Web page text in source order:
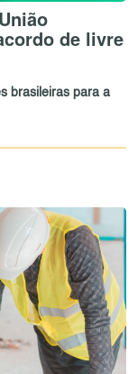
de livre
brasileiras para a